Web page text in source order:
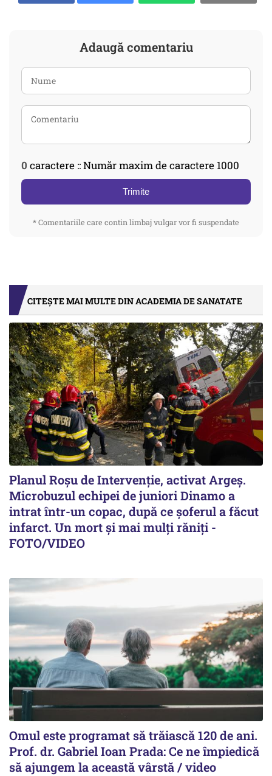
Adaugă comentariu
0 caractere :: Număr maxim de caractere 1000
Trimite
* Comentariile care contin limbaj vulgar vor fi suspendate
CITEȘTE MAI MULTE DIN ACADEMIA DE SANATATE
Planul Roşu de Intervenţie, activat Argeş.
Microbuzul echipei de juniori Dinamo a
intrat într-un copac, după ce șoferul a făcut
infarct. Un mort și mai mulți răniți -
FOTO/VIDEO
Omul este programat să trăiască 120 de ani.
Prof. dr. Gabriel Ioan Prada: Ce ne împiedică
să ajungem la această vârstă / video